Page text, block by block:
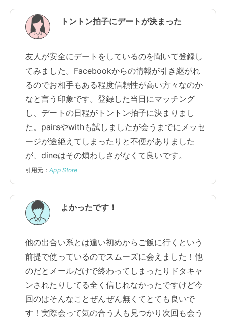
トントン拍子にデートが決まった
友人が安全にデートをしているのを聞いて登録し
てみました。Facebookからの情報が引き継がれ
るのでお相手もある程度信頼性が高い方々なのか
なと言う印象です。登録した当日にマッチング
し、デートの日程がトントン拍子に決まりまし
た。pairsやwithも試しましたが会うまでにメッセ
ージが途絶えてしまったりと不便がありました
が、dineはその煩わしさがなくて良いです。
引用元： App Store
よかったです！
他の出合い系とは違い初めからご飯に行くという
前提で使っているのでスムーズに会えました！他
のだとメールだけで終わってしまったりドタキャ
ンされたりしてる全く信じれなかったですけど今
回のはそんなことぜんぜん無くてとても良いで
す！実際会って気の合う人も見つかり次回も会う